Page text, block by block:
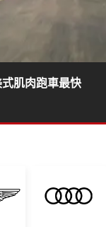
肌肉跑車最快